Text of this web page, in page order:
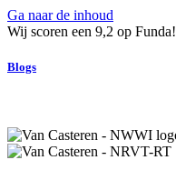
Ga naar de inhoud
Wij scoren een 9,2 op Funda!
Blogs